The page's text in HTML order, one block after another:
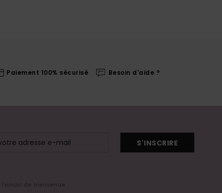
Paiement 100% sécurisé Besoin d'aide ?
S'INSCRIRE
de bienvenue